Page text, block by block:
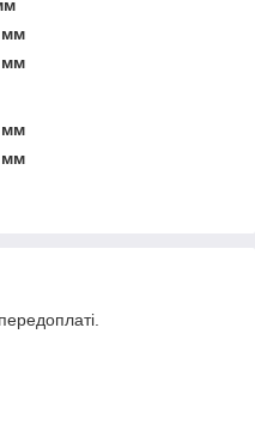
мм
мм
мм
мм